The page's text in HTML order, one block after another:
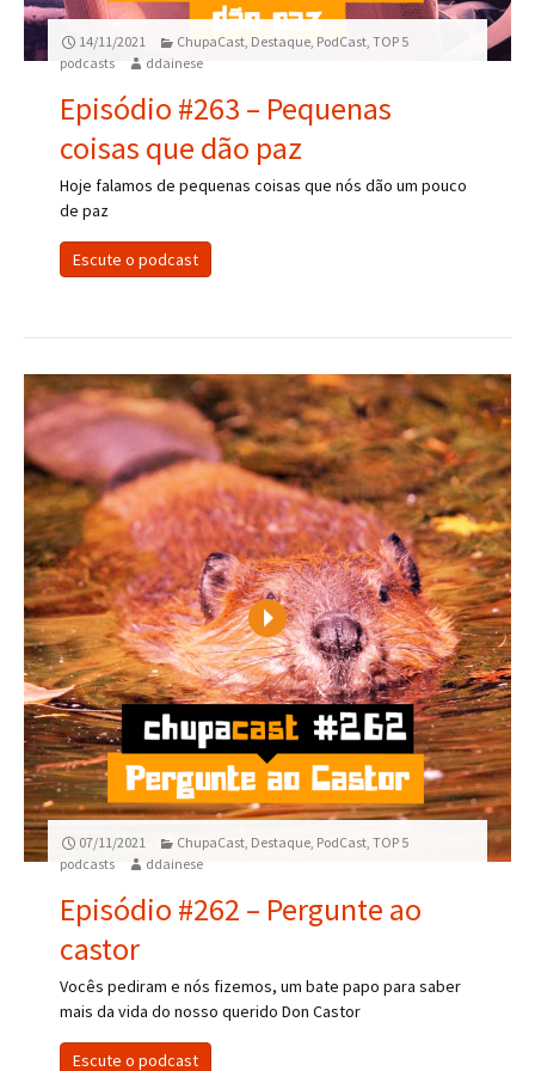
14/11/2021 ChupaCast Destaque PodCast ,TOP 5
podcasts
ddainese
Episódio #263 – Pequenas
coisas que dão paz
Hoje falamos de pequenas coisas que nós dão um pouco
de paz
Escute o podcast
Play
07/11/2021 ChupaCast Destaque PodCast ,TOP 5
podcasts
ddainese
Episódio #262 – Pergunte ao
castor
Vocês pediram e nós fizemos, um bate papo para saber
mais da vida do nosso querido Don Castor
Escute o podcast